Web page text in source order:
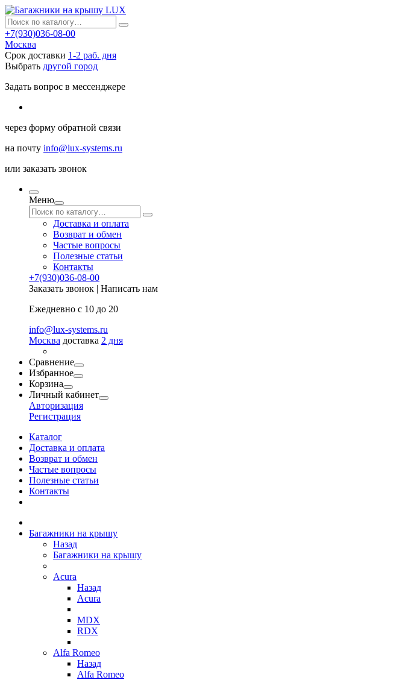
+7(930)036-08-00
Москва
Срок доставки 1-2 раб. дня
Выбрать другой город
Задать вопрос в мессенджере
через форму обратной связи
на почту info@lux-systems.ru
или заказать звонок
Меню
Доставка и оплата
Возврат и обмен
Частые вопросы
Полезные статьи
Контакты
+7(930)036-08-00
Заказать звонок | Написать нам
Ежедневно с 10 до 20
info@lux-systems.ru
Москва доставка 2 дня
Сравнение
Избранное
Корзина
Личный кабинет
Авторизация
Регистрация
Каталог
Доставка и оплата
Возврат и обмен
Частые вопросы
Полезные статьи
Контакты
Багажники на крышу
Назад
Багажники на крышу
Acura
Назад
Acura
MDX
RDX
Alfa Romeo
Назад
Alfa Romeo